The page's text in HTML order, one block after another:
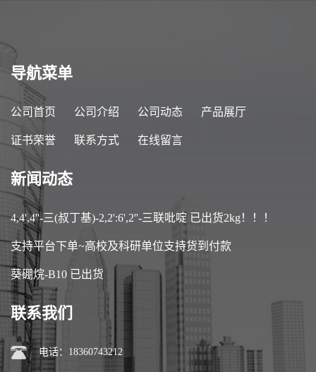
导航菜单
公司首页 公司介绍 公司动态 产品展厅
证书荣誉 联系方式 在线留言
新闻动态
4,4',4''-三(叔丁基)-2,2':6',2''-三联吡啶 已出货2kg！！！
支持平台下单~高校及科研单位支持货到付款
葵硼烷-B10 已出货
联系我们
电话：18360743212